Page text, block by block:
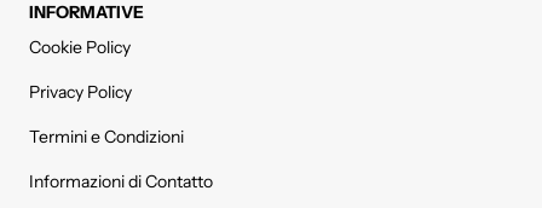
INFORMATIVE
Cookie Policy
Privacy Policy
Termini e Condizioni
Informazioni di Contatto